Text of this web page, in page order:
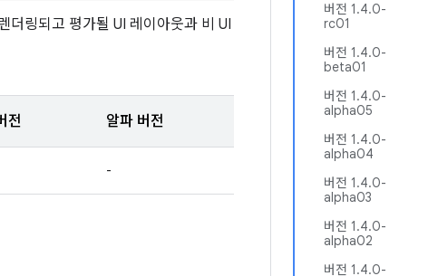
버전 1.4.0-
rc01
버전 1.4.0-
beta01
버전 1.4.0-
alpha05
버전 1.4.0-
alpha04
버전 1.4.0-
alpha03
버전 1.4.0-
alpha02
버전 1.4.0-
더링되고 평가될 UI 레이아웃과 비 UI
전 알파 버전
-